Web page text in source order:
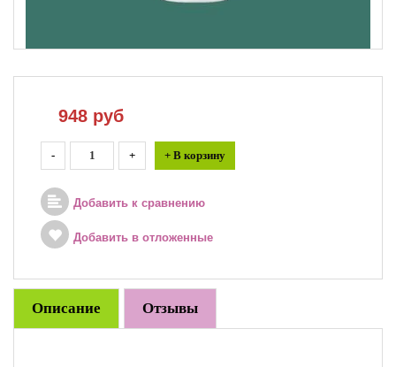
948 руб
- + + В корзину
Добавить к сравнению
Добавить в отложенные
Описание Отзывы